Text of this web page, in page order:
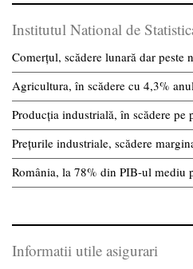
Institutul National de
Comerțul, scădere lunară dar
Agricultura, în scădere cu 4,3%
Producția industrială, în scădere
Prețurile industriale, scădere
România, la 78% din PIB-ul mediu
Informatii utile asigurari